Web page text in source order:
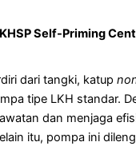
Self-Priming
dari tangki, katup
tipe LKH standar.
dan menjaga
itu, pompa ini